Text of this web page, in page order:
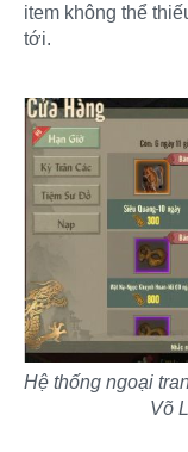
item không thể
tới.
Hệ thống ngoại
Võ